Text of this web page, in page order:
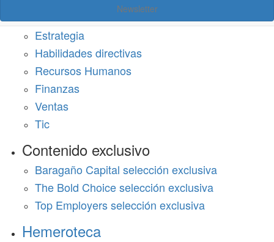
Newsletter
Estrategia
Habilidades directivas
Recursos Humanos
Finanzas
Ventas
Tic
Contenido exclusivo
Baragaño Capital selección exclusiva
The Bold Choice selección exclusiva
Top Employers selección exclusiva
Hemeroteca